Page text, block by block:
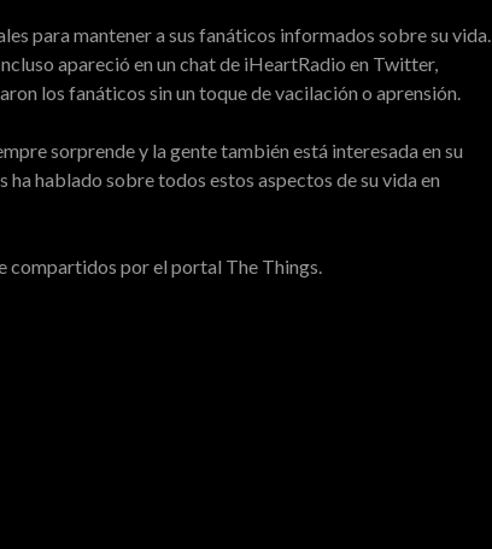
para mantener a sus fanáticos informados sobre su vida.
apareció en un chat de iHeartRadio en Twitter,
los fanáticos sin un toque de vacilación o aprensión.
sorprende y la gente también está interesada en su
ha hablado sobre todos estos aspectos de su vida en
compartidos por el portal The Things.